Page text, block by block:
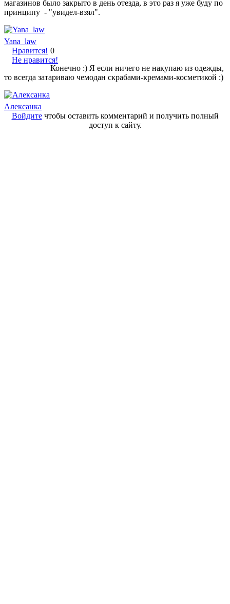
магазинов было закрыто в день отезда, в это раз я уже буду по
принципу - "увидел-взял".
Yana_law
Нравится!
Не нравится!
0
Конечно :) Я если ничего не накупаю из одежды,
то всегда затариваю чемодан скрабами-кремами-косметикой :)
Алексанка
Войдитечтобы оставить комментарий и получить полный
доступ к сайту.